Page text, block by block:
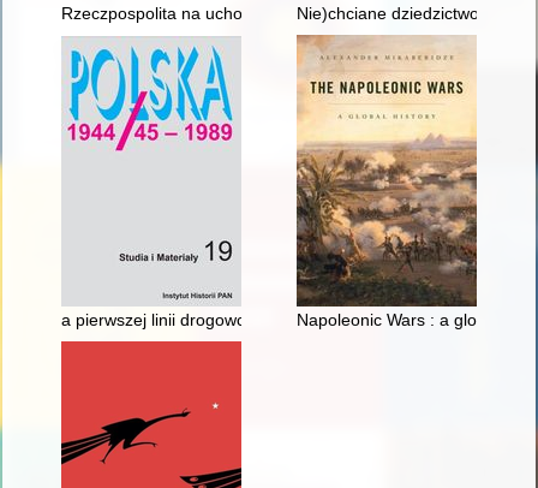
Rzeczpospolita na uchodźstwie : rozmowy o dziedzictwie
Nie)chciane dziedzictwo? :
a pierwszej linii drogowcy, kolejarze, energetycy i wojsko" :
Napoleonic Wars : a global